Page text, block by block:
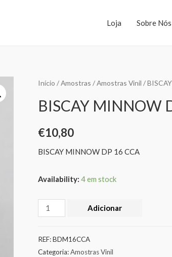
Loja Sobre Nós
Início /Amostras /Amostras Vinil /
BISCAY MINNOW
€10,80
BISCAY MINNOW DP 16 CCA
Availability: 4 em stock
Adicionar
REF:BDM16CCA
Categoria:Amostras Vinil